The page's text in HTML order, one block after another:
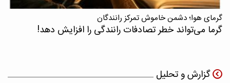
گرمای هوا؛ دشمن خاموش تمرکز رانندگان
گرما می‌تواند خطر تصادفات رانندگی را افزایش دهد!
گزارش و تحلیل